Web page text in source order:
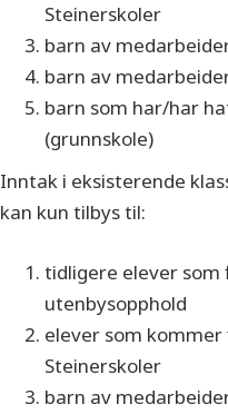
Steinerskoler
barn av
barn av
barn som har/har
(grunnskole)
Inntak i eksisterende
kan kun tilbys til:
tidligere elever
utenbysopphold
elever som
Steinerskoler
barn av